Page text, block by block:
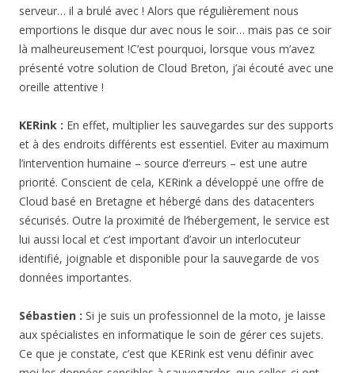
serveur… il a brulé avec ! Alors que régulièrement nous
emportions le disque dur avec nous le soir… mais pas ce soir
là malheureusement !C’est pourquoi, lorsque vous m’avez
présenté votre solution de Cloud Breton, j’ai écouté avec une
oreille attentive !
KERink : En effet, multiplier les sauvegardes sur des supports
et à des endroits différents est essentiel. Eviter au maximum
l’intervention humaine – source d’erreurs – est une autre
priorité. Conscient de cela, KERink a développé une offre de
Cloud basé en Bretagne et hébergé dans des datacenters
sécurisés. Outre la proximité de l’hébergement, le service est
lui aussi local et c’est important d’avoir un interlocuteur
identifié, joignable et disponible pour la sauvegarde de vos
données importantes.
Sébastien : Si je suis un professionnel de la moto, je laisse
aux spécialistes en informatique le soin de gérer ces sujets.
Ce que je constate, c’est que KERink est venu définir avec